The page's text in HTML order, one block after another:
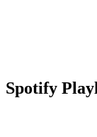
Spotify